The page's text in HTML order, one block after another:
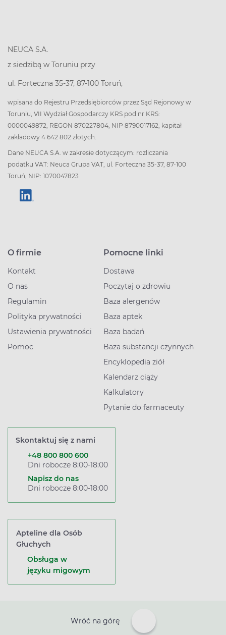
NEUCA S.A.
z siedzibą w Toruniu przy
ul. Forteczna 35-37, 87-100 Toruń,
wpisana do Rejestru Przedsiębiorców przez Sąd Rejonowy w
Toruniu, VII Wydział Gospodarczy KRS pod nr KRS:
0000049872, REGON 870227804, NIP 8790017162, kapitał
zakładowy 4 642 802 złotych.
Dane NEUCA S.A. w zakresie dotyczącym: rozliczania
podatku VAT: Neuca Grupa VAT, ul. Forteczna 35-37, 87-100
Toruń, NIP: 1070047823
O firmie
Kontakt
O nas
Regulamin
Polityka prywatności
Ustawienia prywatności
Pomoc
Pomocne linki
Dostawa
Poczytaj o zdrowiu
Baza alergenów
Baza aptek
Baza badań
Baza substancji czynnych
Encyklopedia ziół
Kalendarz ciąży
Kalkulatory
Pytanie do farmaceuty
Skontaktuj się z nami
+48 800 800 600
Dni robocze 8:00-18:00
Napisz do nas
Dni robocze 8:00-18:00
Apteline dla Osób
Głuchych
Obsługa w
języku migowym
Wróć na górę